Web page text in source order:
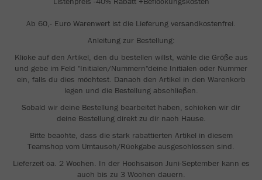
Ab 60,- Euro Warenwert ist die Lieferung versandkostenfrei.
Anleitung zur Bestellung:
Klicke auf den Artikel, den du bestellen willst, wähle die Größe aus
und gebe im Feld "Initialen/Nummern"deine Initialen oder Nummer
ein, falls du dies möchtest. Danach den Artikel in den Warenkorb
legen und die Bestellung abschließen.
Sobald wir deine Bestellung bearbeitet haben, schicken wir dir
deine Bestellung direkt zu dir nach Hause.
Bitte beachte, dass die stark rabattierten Artikel in diesem
Teamshop vom Umtausch/Rückgabe ausgeschlossen sind.
Lieferzeit ca. 2 Wochen. In der Hochsaison Juni-September kann es
auch bis zu 3 Wochen dauern.